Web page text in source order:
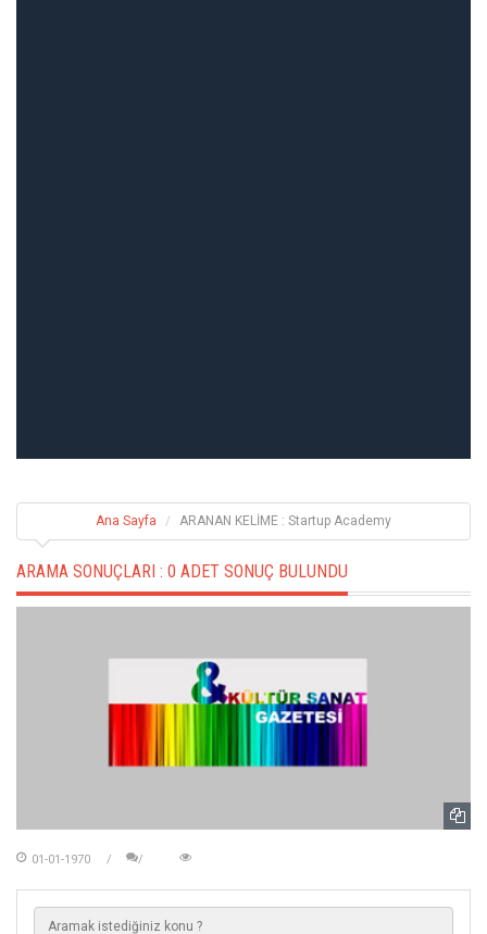
Ana Sayfa ARANAN KELİME : Startup Academy
ARAMA SONUÇLARI : 0 ADET SONUÇ BULUNDU
01-01-1970